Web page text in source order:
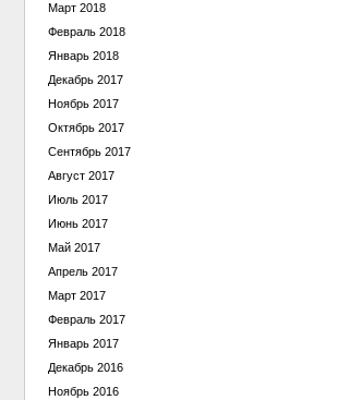
Март 2018
Февраль 2018
Январь 2018
Декабрь 2017
Ноябрь 2017
Октябрь 2017
Сентябрь 2017
Август 2017
Июль 2017
Июнь 2017
Май 2017
Апрель 2017
Март 2017
Февраль 2017
Январь 2017
Декабрь 2016
Ноябрь 2016